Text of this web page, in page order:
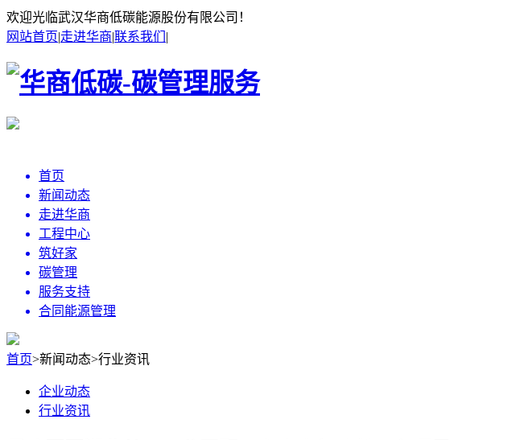
欢迎光临武汉华商低碳能源股份有限公司！
网站首页|走进华商|联系我们 |
首页
新闻动态
走进华商
工程中心
筑好家
碳管理
服务支持
合同能源管理
首页>新闻动态>行业资讯
企业动态
行业资讯